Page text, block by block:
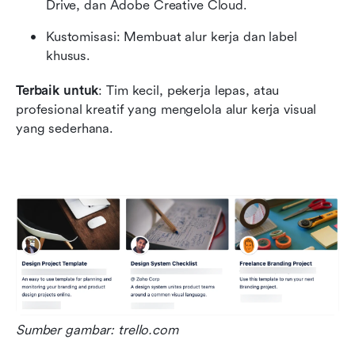
Drive, dan Adobe Creative Cloud.
Kustomisasi: Membuat alur kerja dan label
khusus.
Terbaik untuk: Tim kecil, pekerja lepas, atau
profesional kreatif yang mengelola alur kerja visual
yang sederhana.
Sumber gambar: trello.com